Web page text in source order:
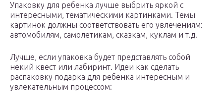
Упаковку для ребенка лучше выбрить яркой с
интересными, тематическими картинками. Темы
картинок должны соответствовать его увлечениям:
автомобилям, самолетикам, сказкам, куклам и т.д.
Лучше, если упаковка будет представлять собой
некий квест или лабиринт. Идеи как сделать
распаковку подарка для ребенка интересным и
увлекательным процессом: